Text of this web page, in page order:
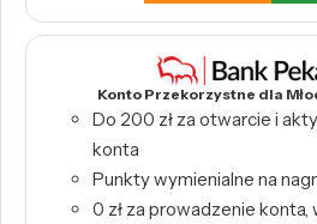
Konto Przekorzystne dla
Do 200 zł za otwarcie i
konta
Punkty wymienialne na
0 zł za prowadzenie konta,